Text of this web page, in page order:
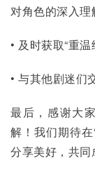
对角色的深入理
• 及时获取“重
• 与其他剧迷们
最后，感谢大
解！我们期待
分享美好，共同